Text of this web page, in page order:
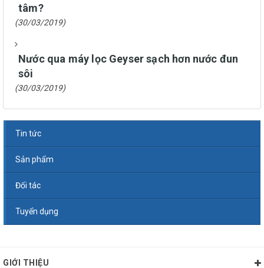
tâm?
(30/03/2019)
Nước qua máy lọc Geyser sạch hơn nước đun
sôi
(30/03/2019)
Tin tức
Sản phẩm
Đối tác
Tuyển dụng
GIỚI THIỆU